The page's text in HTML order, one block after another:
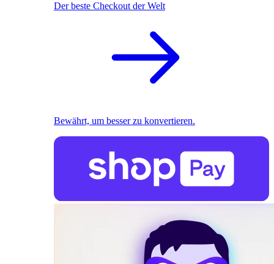
Der beste Checkout der Welt
Bewährt, um besser zu konvertieren.